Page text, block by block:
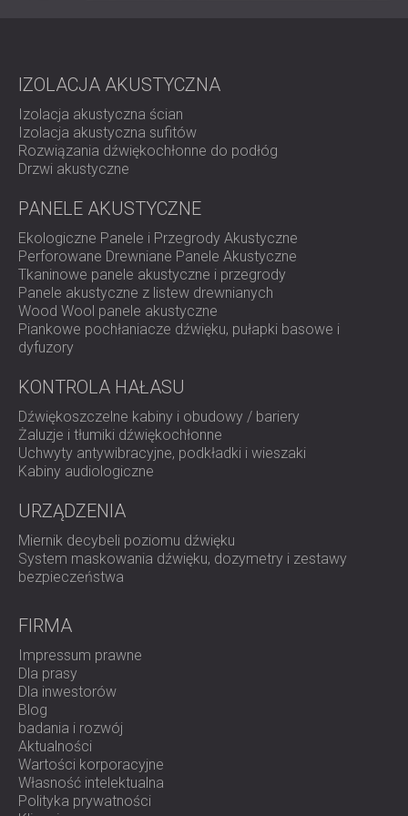
Kontrola pogłosu na dużym obszarze w otwartych
Efektywna praca pod wysokimi sufitami
Minimalna ingerencja w istniejącą infrastrukturę
Układ instalacji odpowiedni do intensywnego,
codziennego użytku
Produkty i instalacja
Firma DECIBEL wdrożyła system paneli akustycznych
dostosowanych specjalnie do warunków przemysłowych
i wysokich sufitów.
Kluczowe cechy funkcjonalne:
Dwustronna absorpcja dźwięku, zwiększająca
efektywną wydajność każdego panelu
Montaż podwieszany pod sufitem w celu lepszego
zasięgu
Dodatkowe panele ścienne umieszczone w celu
wspomagania ogólnej redukcji rozkładu
Układ instalacji zaprojektowany wokół istniejącego
Panele rozmieszczono tak, aby:
Nie utrudniaj rozprowadzania światła
Nie zakłócać wentylacji ani ruchu powietrza
Nie blokuj kanałów kablowych ani dostępu do usług
intensywnej eksploatacji przemysłowej
nieprzerwanie w tle, nie zmieniając sposobu
funkcjonowania obiektu.
Wynik
Akustyka hali uległa zauważalnej poprawie we wszystkich
strefach roboczych:
IZOLACJA AKUSTYCZNA
Izolacja akustyczna ścian
Izolacja akustyczna sufitów
Rozwiązania dźwiękochłonne do podłóg
Drzwi akustyczne
PANELE AKUSTYCZNE
Ekologiczne Panele i Przegrody Akustyczne
Perforowane Drewniane Panele Akustyczne
Tkaninowe panele akustyczne i przegrody
Panele akustyczne z listew drewnianych
Wood Wool panele akustyczne
Piankowe pochłaniacze dźwięku, pułapki basowe i
dyfuzory
KONTROLA HAŁASU
Dźwiękoszczelne kabiny i obudowy / bariery
Żaluzje i tłumiki dźwiękochłonne
Uchwyty antywibracyjne, podkładki i wieszaki
Kabiny audiologiczne
URZĄDZENIA
Miernik decybeli poziomu dźwięku
System maskowania dźwięku, dozymetry i zestawy
bezpieczeństwa
FIRMA
Impressum prawne
Dla prasy
Dla inwestorów
Blog
badania i rozwój
Aktualności
Wartości korporacyjne
Własność intelektualna
Polityka prywatności